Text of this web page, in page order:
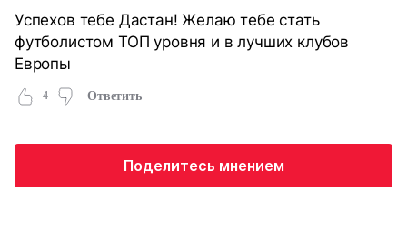
Успехов тебе Дастан! Желаю тебе стать
футболистом ТОП уровня и в лучших клубов
Европы
4 Ответить
Поделитесь мнением